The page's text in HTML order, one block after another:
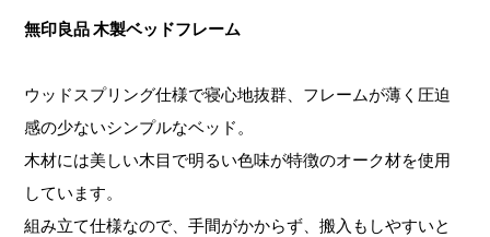
無印良品 木製ベッドフレーム
ウッドスプリング仕様で寝心地抜群、フレームが薄く圧迫
感の少ないシンプルなベッド。
木材には美しい木目で明るい色味が特徴のオーク材を使用
しています。
組み立て仕様なので、手間がかからず、搬入もしやすいと